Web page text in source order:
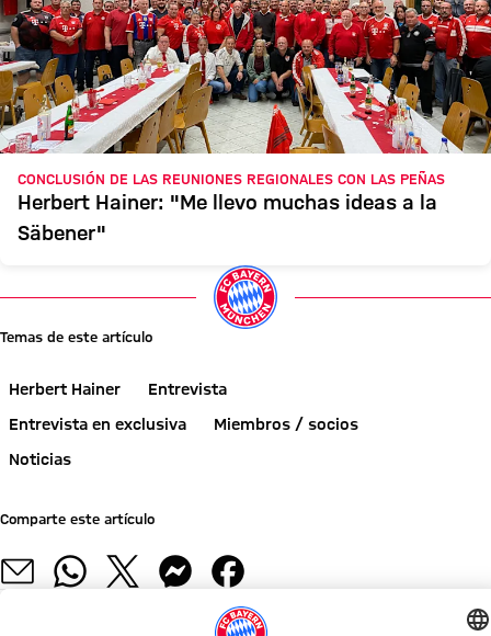
CONCLUSIÓN DE LAS REUNIONES REGIONALES CON LAS PEÑAS
Herbert Hainer: "Me llevo muchas ideas a la
Säbener"
Temas de este artículo
Herbert Hainer
Entrevista
Entrevista en exclusiva
Miembros / socios
Noticias
Comparte este artículo
NOTICIAS RELACIONADAS